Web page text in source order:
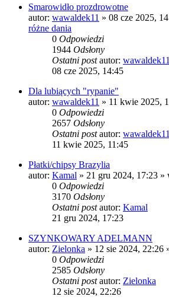
Smarowidło prozdrowotne
autor: wawaldek11 » 08 cze 2025,
różne dania
0 Odpowiedzi
1944 Odsłony
Ostatni postautor: wawaldek11
08 cze 2025, 14:45
Dla lubiących "rypanie"
autor: wawaldek11 » 11 kwie 2025,
0 Odpowiedzi
2657 Odsłony
Ostatni postautor: wawaldek11
11 kwie 2025, 11:45
Płatki/chipsy Brazylia
autor: Kamal » 21 gru 2024, 17:23 »
0 Odpowiedzi
3170 Odsłony
Ostatni postautor: Kamal
21 gru 2024, 17:23
SZYNKOWARY ADELMANN
autor: Zielonka » 12 sie 2024, 22:26
0 Odpowiedzi
2585 Odsłony
Ostatni postautor: Zielonka
12 sie 2024, 22:26